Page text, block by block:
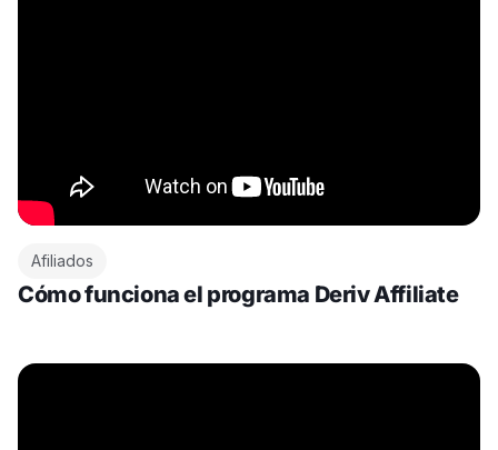
Afiliados
Cómo funciona el programa Deriv Affiliate